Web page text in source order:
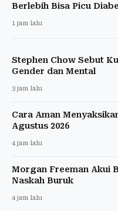
Berlebih Bisa Picu
1 jam lalu
Stephen Chow Sebut
Gender dan Mental
3 jam lalu
Cara Aman
Agustus 2026
4 jam lalu
Morgan Freeman Akui
Naskah Buruk
4 jam lalu